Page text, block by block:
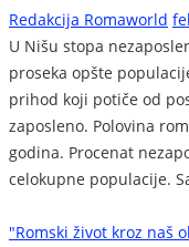
Redakcija Romaworld
U Nišu stopa
proseka opšte
prihod koji potiče od
zaposleno. Polovina
godina. Procenat
celokupne populacije.
"Romski život kroz naš